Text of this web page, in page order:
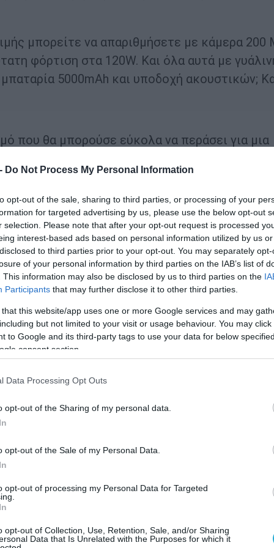
Do Not Process My Personal Information
opt-out of the sale, sharing to third parties, or processing of your
for targeted advertising by us, please use the below opt-out
selection. Please note that after your opt-out request is processed
interest-based ads based on personal information utilized by us
to third parties prior to your opt-out. You may separately
of your personal information by third parties on the IAB’s list of
This information may also be disclosed by us to third parties on the
Participants that may further disclose it to other third parties.
that this website/app uses one or more Google services and may
but not limited to your visit or usage behaviour. You may
to Google and its third-party tags to use your data for below
consent section.
Data Processing Opt Outs
opt-out of the Sharing of my personal data.
opt-out of the Sale of my Personal Data.
opt-out of processing my Personal Data for Targeted
opt-out of Collection, Use, Retention, Sale, and/or Sharing
Data that Is Unrelated with the Purposes for which it
μπορείτε να απαριθμήσετε με κάμερα 200
φόρτιση στα 120W. Και όλα αυτά με
5000mAh και υποδοχή ακουστικών;
που θα μπορούσε εύκολα να περάσει για μια
από γυαλί, κάτι που σε καμία περίπτωση δεν
μεσαίας κατηγορίας. Μια ματ επίστρωση
αποτυπωμάτων, επιτρέποντας στο
εμφανές στο γαλάζιο «Iceberg Blue»
μαύρο «Obsidian Black».
Glass, είναι εντυπωσιακά ανθεκτικό και δεν
στη σκόνη και τις πιτσιλιές νερού, αν και θα
(αλλά αυτό είναι κάτι που το
κυριαρχεί η συστοιχία των καμερών με
οπτικά συστοιχία καμερών, ούτε έχει
το 200ΜΡ που γράφει δίπλα στην κεντρική
αυξομείωσης του ήχου και το πλήκτρο
δαχτυλικών αποτυπωμάτων. Το
χαρακτηριστική δόνηση που πιστοποιεί ότι
και κατά την χρήση, κάτι που